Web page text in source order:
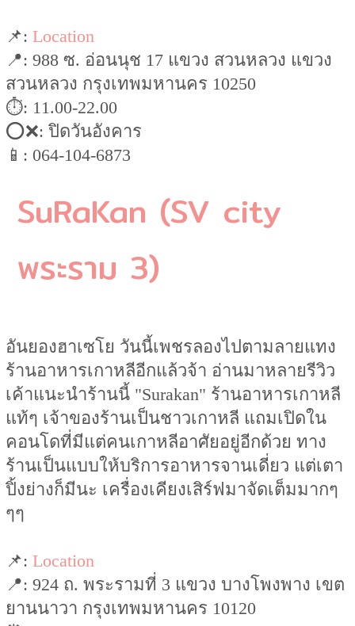
📌:Location
📍: 988 ซ. อ่อนนุช 17 แขวง สวนหลวง แขวง
สวนหลวง กรุงเทพมหานคร 10250
⏱: 11.00-22.00
⭕️❌: ปิดวันอังคาร
📱: 064-104-6873
SuRaKan (SV city
พระราม 3)
อันยองฮาเซโย วันนี้เพชรลองไปตามลายแทง
ร้านอาหารเกาหลีอีกแล้วจ้า อ่านมาหลายรีวิว
เค้าแนะนำร้านนี้ "Surakan" ร้านอาหารเกาหลี
แท้ๆ เจ้าของร้านเป็นชาวเกาหลี แถมเปิดใน
คอนโดที่มีแต่คนเกาหลีอาศัยอยู่อีกด้วย ทาง
ร้านเป็นแบบให้บริการอาหารจานเดี่ยว แต่เตา
ปิ้งย่างก็มีนะ เครื่องเคียงเสิร์ฟมาจัดเต็มมากๆ
ๆๆ
📌:Location
📍: 924 ถ. พระรามที่ 3 แขวง บางโพงพาง เขต
ยานนาวา กรุงเทพมหานคร 10120